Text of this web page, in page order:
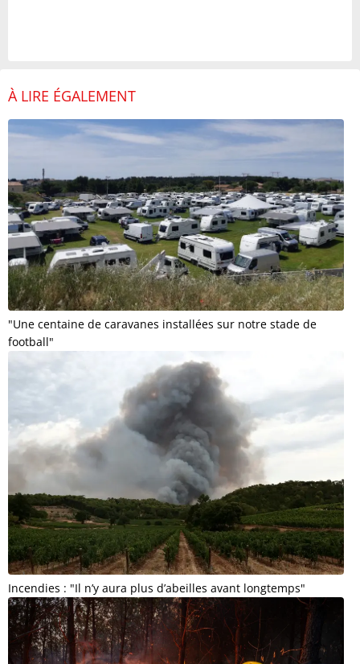
À LIRE ÉGALEMENT
"Une centaine de caravanes installées sur notre stade de
football"
Incendies : "Il n’y aura plus d’abeilles avant longtemps"